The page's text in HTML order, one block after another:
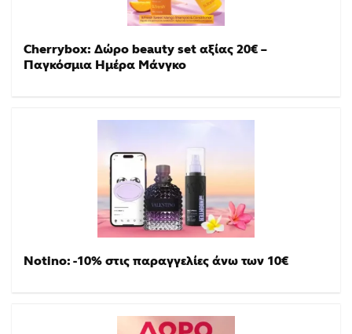
Cherrybox: Δώρο beauty set αξίας 20€ –
Παγκόσμια Ημέρα Μάνγκο
Notino: -10% στις παραγγελίες άνω των 10€